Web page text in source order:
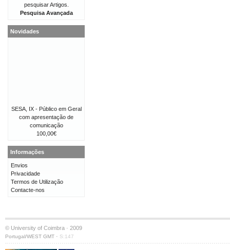
pesquisar Artigos.
Pesquisa Avançada
Novidades
SESA, IX - Público em Geral
com apresentação de
comunicação
100,00€
Informações
Envios
Privacidade
Termos de Utilização
Contacte-nos
© University of Coimbra · 2009
Portugal/WEST GMT · S:147